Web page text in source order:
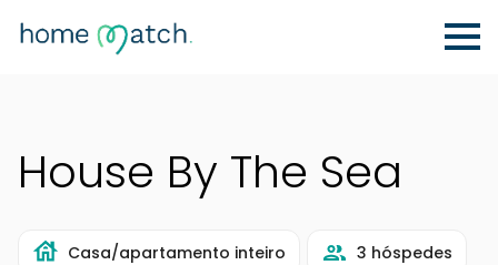
House By The Sea
Casa/apartamento inteiro 3 hóspedes